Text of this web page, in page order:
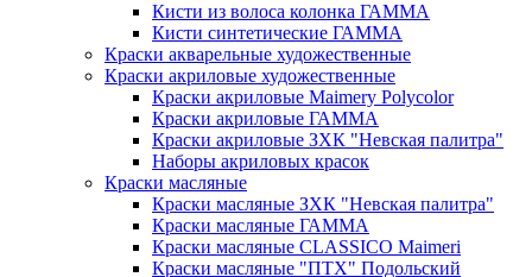
Кисти из волоса колонка ГАММА
Кисти синтетические ГАММА
Краски акварельные художественные
Краски акриловые художественные
Краски акриловые Maimery Polycolor
Краски акриловые ГАММА
Краски акриловые ЗХК "Невская палитра"
Наборы акриловых красок
Краски масляные
Краски масляные ЗХК "Невская палитра"
Краски масляные ГАММА
Краски масляные CLASSICO Maimeri
Краски масляные "ПТХ" Подольский